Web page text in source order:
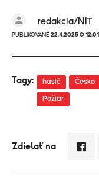
redakcia/NIT
PUBLIKOVANÉ 22.4.2025 O 12:01
Tagy: hasič Česko
Požiar
Zdielať na